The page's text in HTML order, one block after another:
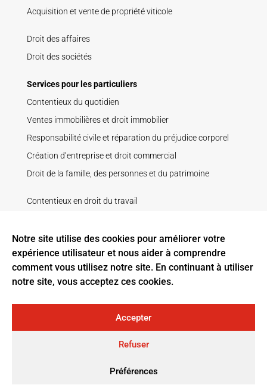
Notre site utilise des cookies pour améliorer votre
expérience utilisateur et nous aider à comprendre
comment vous utilisez notre site. En continuant à utiliser
notre site, vous acceptez ces cookies.
Accepter
Refuser
Préférences
Acquisition et vente de propriété viticole
Droit des affaires
Droit des sociétés
Services pour les particuliers
Contentieux du quotidien
Ventes immobilières et droit immobilier
Responsabilité civile et réparation du préjudice corporel
Création d’entreprise et droit commercial
Droit de la famille, des personnes et du patrimoine
Contentieux en droit du travail
Droit pénal
Recouvrement de créance
Litige contractuel
Tous droits réservés ELIGE AVOCATS, sociétés d’avocats :
Elige Limoges et Elige Deux-Sèvres |